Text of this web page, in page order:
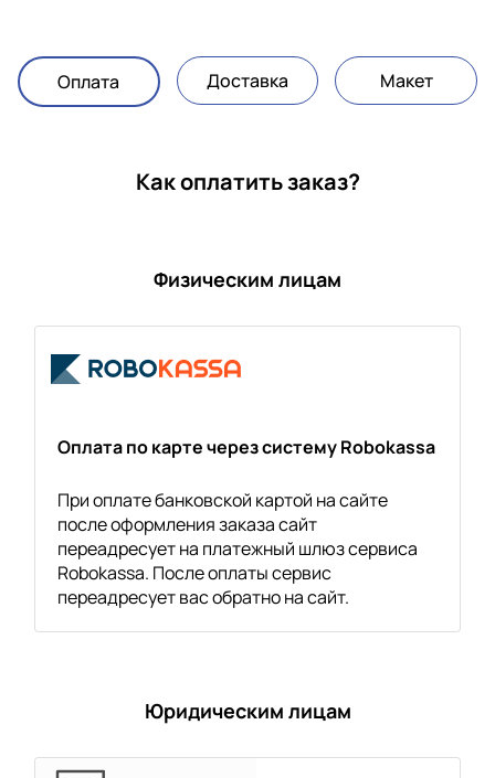
Оплата Доставка Макет
Как оплатить заказ?
Физическим лицам
Оплата по карте через систему Robokassa
При оплате банковской картой на сайте
после оформления заказа сайт
переадресует на платежный шлюз сервиса
Robokassa. После оплаты сервис
переадресует вас обратно на сайт.
Юридическим лицам